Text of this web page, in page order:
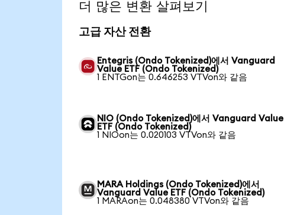
더 많은 변환 살펴보기
고급 자산 전환
Entegris (Ondo Tokenized)에서 Vanguard
Value ETF (Ondo Tokenized)
1 ENTGon는 0.646253 VTVon와 같음
NIO (Ondo Tokenized)에서 Vanguard Value
ETF (Ondo Tokenized)
1 NIOon는 0.020103 VTVon와 같음
MARA Holdings (Ondo Tokenized)에서
Vanguard Value ETF (Ondo Tokenized)
1 MARAon는 0.048380 VTVon와 같음